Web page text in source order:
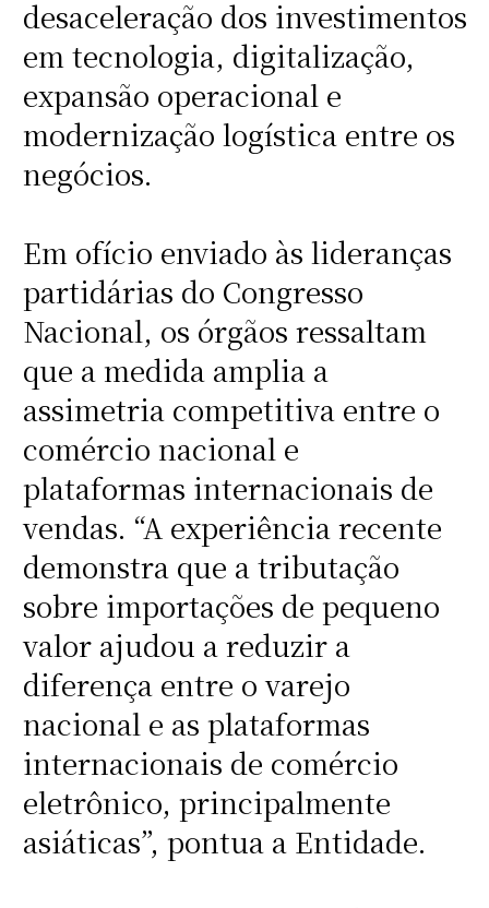
desaceleração dos investimentos
em tecnologia, digitalização,
expansão operacional e
modernização logística entre os
negócios.
Em ofício enviado às lideranças
partidárias do Congresso
Nacional, os órgãos ressaltam
que a medida amplia a
assimetria competitiva entre o
comércio nacional e
plataformas internacionais de
vendas. “A experiência recente
demonstra que a tributação
sobre importações de pequeno
valor ajudou a reduzir a
diferença entre o varejo
nacional e as plataformas
internacionais de comércio
eletrônico, principalmente
asiáticas”, pontua a Entidade.